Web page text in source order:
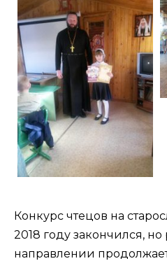
Конкурс чтецов на
2018 году закончился, но
направлении